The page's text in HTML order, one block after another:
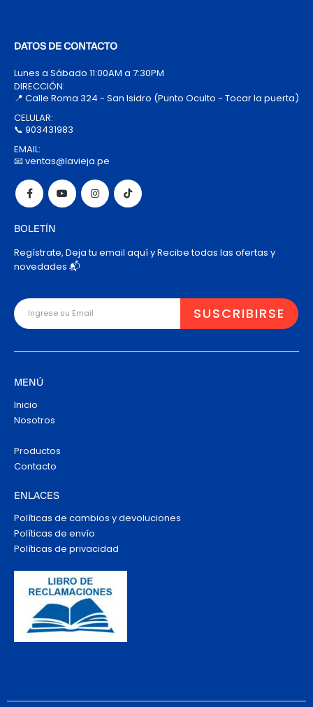
DATOS DE CONTACTO
Lunes a Sábado 11:00AM a 7:30PM
DIRECCIÓN:
📍 Calle Roma 324 - San Isidro (Punto Oculto - Tocar la puerta)
CELULAR:
📞 903431983
EMAIL:
📧 ventas@lavieja.pe
BOLETÍN
Regístrate, Deja tu email aquí y Recibe todas las ofertas y
novedades 📬
MENÚ
Inicio
Nosotros
Productos
Contacto
ENLACES
Políticas de cambios y devoluciones
Políticas de envío
Políticas de privacidad